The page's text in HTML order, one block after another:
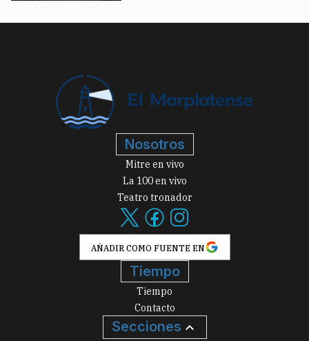
Nosotros
Mitre en vivo
La 100 en vivo
Teatro tronador
AÑADIR COMO FUENTE EN
Tiempo
Tiempo
Contacto
Secciones